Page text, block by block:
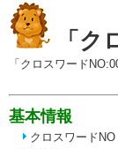
「ク
「クロスワード
基本情報
クロスワードNO